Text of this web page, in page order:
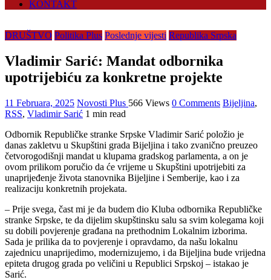
KONTAKT
DRUŠTVO Politika Plus Poslednje vijesti Republika Srpska
Vladimir Sarić: Mandat odbornika
upotrijebiću za konkretne projekte
11 Februara, 2025 Novosti Plus 566 Views 0 Comments Bijeljina,
RSS, Vladimir Sarić 1 min read
Odbornik Republičke stranke Srpske Vladimir Sarić položio je
danas zakletvu u Skupštini grada Bijeljina i tako zvanično preuzeo
četvorogodišnji mandat u klupama gradskog parlamenta, a on je
ovom prilikom poručio da će vrijeme u Skupštini upotrijebiti za
unaprijeđenje života stanovnika Bijeljine i Semberije, kao i za
realizaciju konkretnih projekata.
– Prije svega, čast mi je da budem dio Kluba odbornika Republičke
stranke Srpske, te da dijelim skupštinsku salu sa svim kolegama koji
su dobili povjerenje građana na prethodnim Lokalnim izborima.
Sada je prilika da to povjerenje i opravdamo, da našu lokalnu
zajednicu unaprijedimo, modernizujemo, i da Bijeljina bude vrijedna
epiteta drugog grada po veličini u Republici Srpskoj – istakao je
Sarić.